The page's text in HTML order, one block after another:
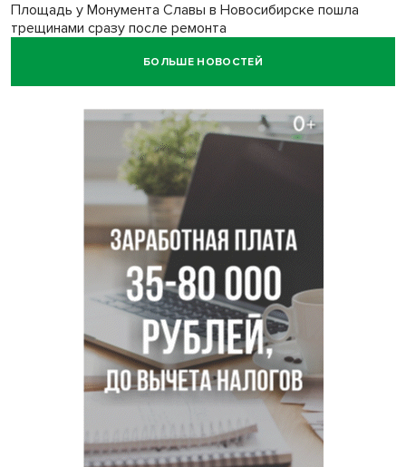
Площадь у Монумента Славы в Новосибирске пошла
трещинами сразу после ремонта
БОЛЬШЕ НОВОСТЕЙ